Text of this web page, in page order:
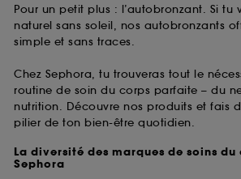
Pour un petit plus : l’autobronzant. Si tu
naturel sans soleil, nos autobronzants
simple et sans traces.
Chez Sephora, tu trouveras tout le
routine de soin du corps parfaite – du
nutrition. Découvre nos produits et fais
pilier de ton bien-être quotidien.
La diversité des marques de soins du
Sephora